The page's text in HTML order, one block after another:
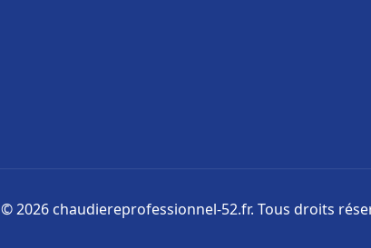
© 2026 chaudiereprofessionnel-52.fr. Tous droits